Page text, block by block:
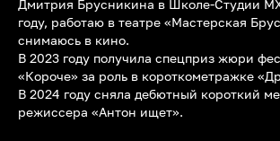
Дмитрия Брусникина в Школе-Студии
году, работаю в театре «Мастерская
снимаюсь в кино.
В 2023 году получила спецприз жюри
«Короче» за роль в короткометражке
В 2024 году сняла дебютный короткий
режиссера «Антон ищет».